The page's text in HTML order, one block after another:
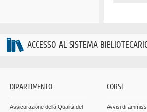
ACCESSO AL SISTEMA
DIPARTIMENTO
Assicurazione della Qualità del
CORSI
Avvisi di